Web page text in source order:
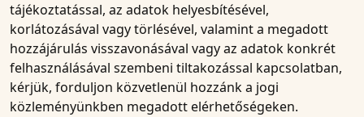
tájékoztatással, az adatok helyesbítésével,
korlátozásával vagy törlésével, valamint a megadott
hozzájárulás visszavonásával vagy az adatok konkrét
felhasználásával szembeni tiltakozással kapcsolatban,
kérjük, forduljon közvetlenül hozzánk a jogi
közleményünkben megadott elérhetőségeken.